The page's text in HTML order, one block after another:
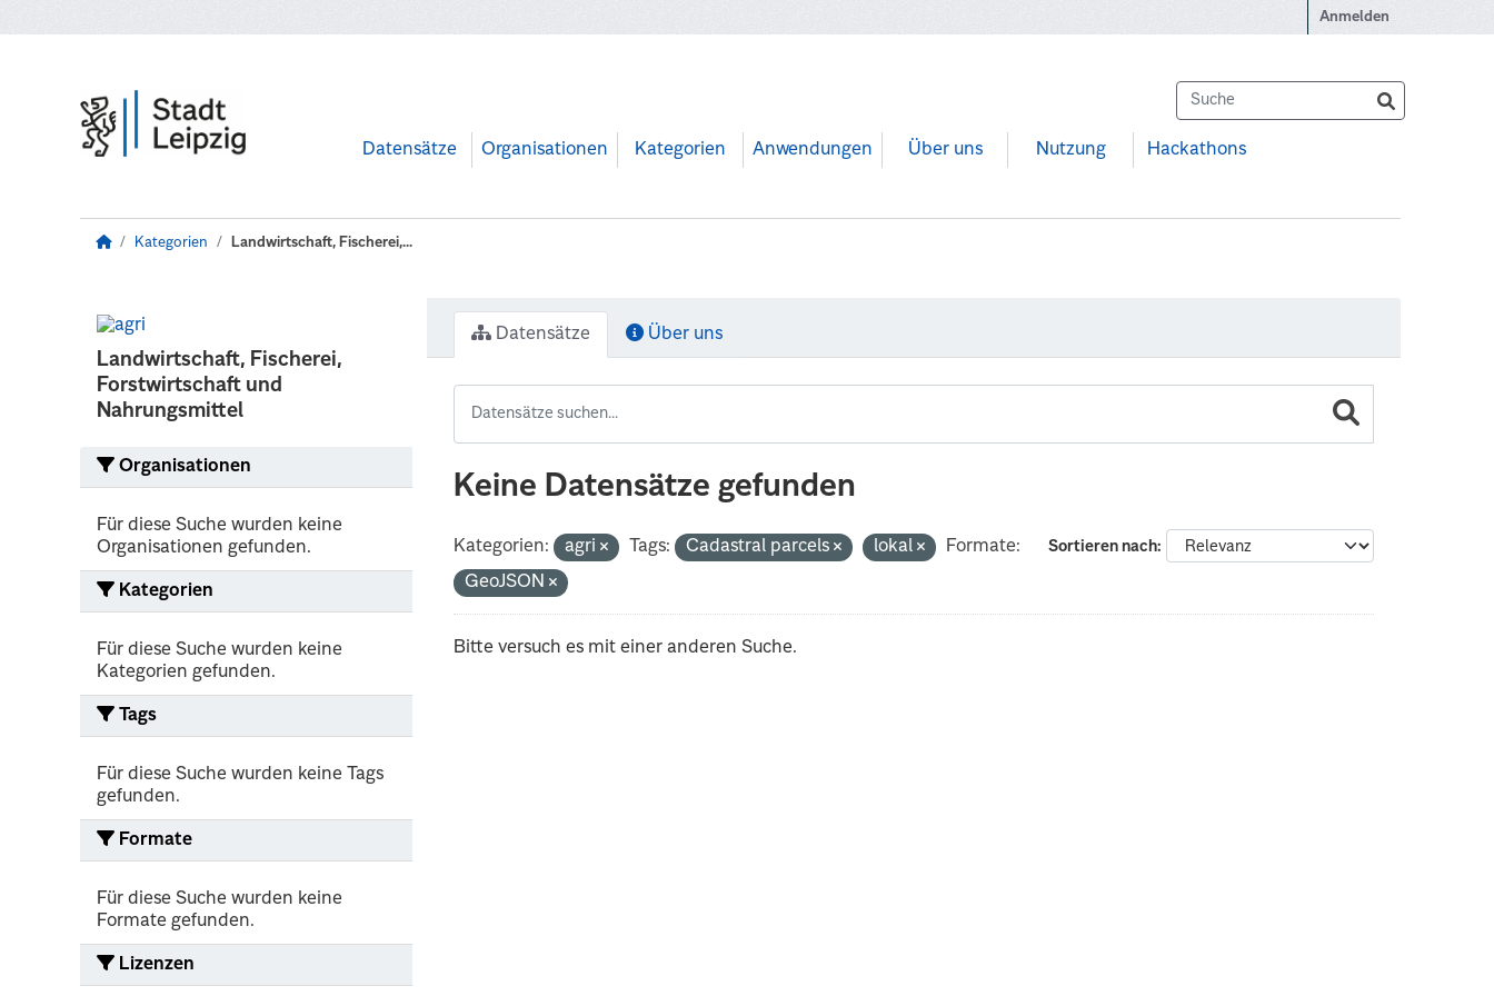
Anmelden
Datensätze Organisationen Kategorien Anwendungen Über uns Nutzung Hackathons
Kategorien Landwirtschaft, Fischerei,...
Landwirtschaft, Fischerei,
Forstwirtschaft und
Nahrungsmittel
Organisationen
Für diese Suche wurden keine
Organisationen gefunden.
Kategorien
Für diese Suche wurden keine
Kategorien gefunden.
Tags
Für diese Suche wurden keine Tags
gefunden.
Formate
Für diese Suche wurden keine
Formate gefunden.
Lizenzen
Datensätze Über uns
Keine Datensätze gefunden
Sortieren nach
Kategorien: agri Tags: Cadastral parcels lokal
Formate:
GeoJSON
Bitte versuch es mit einer anderen Suche.